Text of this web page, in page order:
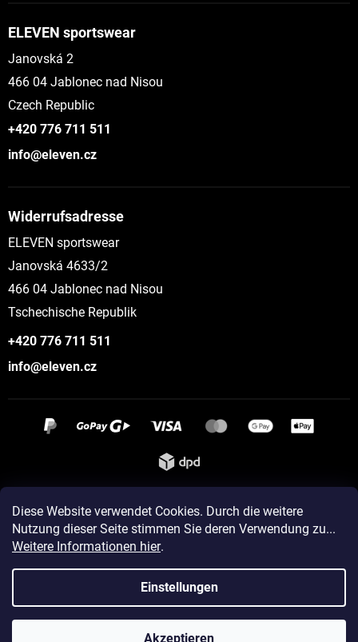
Diese Website verwendet Cookies. Durch die weitere
Nutzung dieser Seite stimmen Sie deren Verwendung zu...
Weitere Informationen hier.
Einstellungen
Akzeptieren
ELEVEN sportswear
Janovská 2
466 04 Jablonec nad Nisou
Czech Republic
+420 776 711 511
info@eleven.cz
Widerrufsadresse
ELEVEN sportswear
Janovská 4633/2
466 04 Jablonec nad Nisou
Tschechische Republik
+420 776 711 511
info@eleven.cz
Instagram
Erstellt von Shoptet
Copyright 2026ELEVEN sportswear. Alle Rechte vorbehalten.